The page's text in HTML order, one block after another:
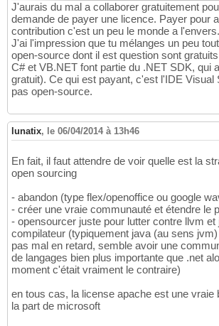
J'aurais du mal a collaborer gratuitement
demande de payer une licence. Payer pour
contribution c'est un peu le monde a
J'ai l'impression que tu mélanges un peu
open-source dont il est question sont
C# et VB.NET font partie du .NET SDK, qui
gratuit). Ce qui est payant, c'est l'IDE Visual
pas open-source.
lunatix, le 06/04/2014 à 13h46
En fait, il faut attendre de voir quelle est la
open sourcing
- abandon (type flex/openoffice ou google
- créer une vraie communauté et étendre le
- opensourcer juste pour lutter contre llvm et
compilateur (typiquement java (au sens
pas mal en retard, semble avoir une
de langages bien plus importante que .net
moment c'était vraiment le contraire)
en tous cas, la license apache est une vraie
la part de microsoft